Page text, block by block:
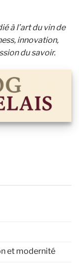
à l’art du vin de
innovation,
du savoir.
et modernité